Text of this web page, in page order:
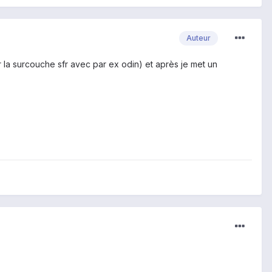
Auteur
surcouche sfr avec par ex odin) et après je met un